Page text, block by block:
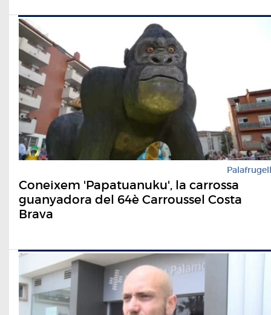
Palafrugell
Coneixem 'Papatuanuku', la carrossa
guanyadora del 64è Carroussel Costa
Brava